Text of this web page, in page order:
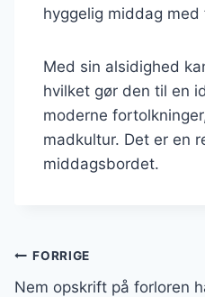
hyggelig middag
Med sin alsidighed
hvilket gør den til en
moderne
madkultur. Det er en
middagsbordet.
FORRIGE
Nem opskrift på forloren